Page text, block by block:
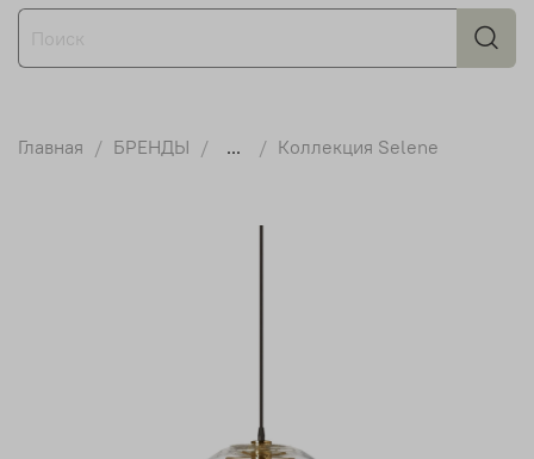
Главная БРЕНДЫ ... Коллекция Selene